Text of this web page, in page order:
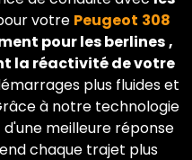
votre Peugeot 308
pour les berlines,
la réactivité de votre
plus fluides et
à notre technologie
meilleure réponse
chaque trajet plus